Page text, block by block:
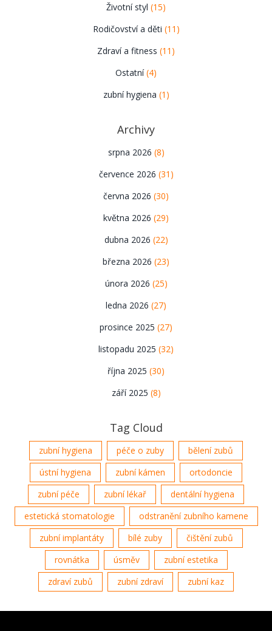
Životní styl (15)
Rodičovství a děti (11)
Zdraví a fitness (11)
Ostatní(4)
zubní hygiena (1)
Archivy
srpna 2026 (8)
července 2026 (31)
června 2026 (30)
května 2026 (29)
dubna 2026 (22)
března 2026 (23)
února 2026 (25)
ledna 2026 (27)
prosince 2025 (27)
listopadu 2025 (32)
října 2025 (30)
září 2025 (8)
Tag Cloud
zubní hygiena péče o zuby
bělení zubů
ústní hygiena
zubní kámen
ortodoncie
zubní péče
zubní lékař
dentální hygiena
estetická stomatologie
odstranění zubního kamene
zubní implantáty
bílé zuby
čištění zubů
rovnátka
úsměv
zubní estetika
zdraví zubů
zubní zdraví zubní kaz